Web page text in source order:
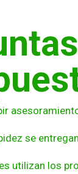
se
utilizan los